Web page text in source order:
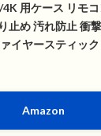
用ケース リモ
止め 汚れ防止 衝
イヤースティッ
Amazon